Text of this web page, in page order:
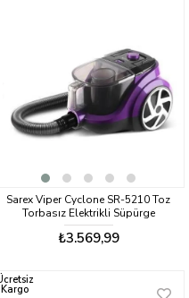
Sarex Viper Cyclone SR-5210 Toz
Torbasız Elektrikli Süpürge
₺3.569,99
Kargo